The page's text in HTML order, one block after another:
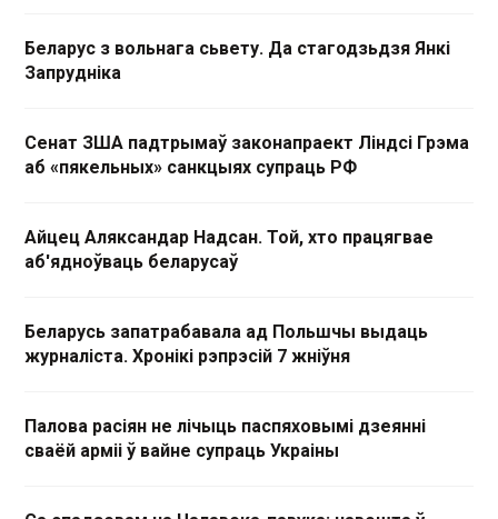
Беларус з вольнага сьвету. Да стагодзьдзя Янкі
Запрудніка
Сенат ЗША падтрымаў законапраект Ліндсі Грэма
аб «пякельных» санкцыях супраць РФ
Айцец Аляксандар Надсан. Той, хто працягвае
аб'ядноўваць беларусаў
Беларусь запатрабавала ад Польшчы выдаць
журналіста. Хронікі рэпрэсій 7 жніўня
Палова расіян не лічыць паспяховымі дзеянні
сваёй арміі ў вайне супраць Украіны